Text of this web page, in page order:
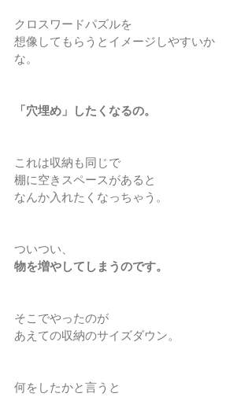
クロスワードパズルを
想像してもらうとイメージしやすいか
な。
「穴埋め」したくなるの。
これは収納も同じで
棚に空きスペースがあると
なんか入れたくなっちゃう。
ついつい、
物を増やしてしまうのです。
そこでやったのが
あえての収納のサイズダウン。
何をしたかと言うと